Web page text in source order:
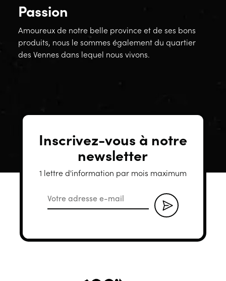
Passion
Amoureux de notre belle province et de ses bons
produits, nous le sommes également du quartier
des Vennes dans lequel nous vivons.
Inscrivez-vous à notre
newsletter
1 lettre d'information par mois maximum